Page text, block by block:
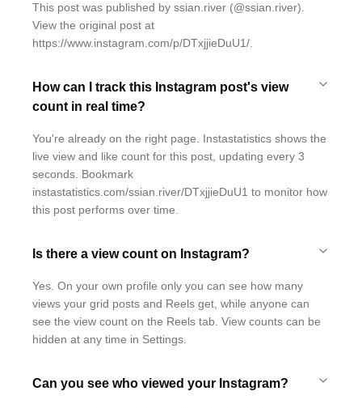
This post was published by ssian.river (@ssian.river).
View the original post at
https://www.instagram.com/p/DTxjjieDuU1/.
How can I track this Instagram post's view
count in real time?
You're already on the right page. Instastatistics shows the
live view and like count for this post, updating every 3
seconds. Bookmark
instastatistics.com/ssian.river/DTxjjieDuU1 to monitor how
this post performs over time.
Is there a view count on Instagram?
Yes. On your own profile only you can see how many
views your grid posts and Reels get, while anyone can
see the view count on the Reels tab. View counts can be
hidden at any time in Settings.
Can you see who viewed your Instagram?